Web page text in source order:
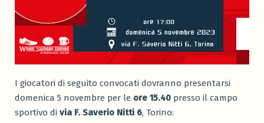
I giocatori di seguito convocati dovranno presentarsi
domenica 5 novembre per le ore 15.40 presso il campo
sportivo di via F. Saverio Nitti 6, Torino: